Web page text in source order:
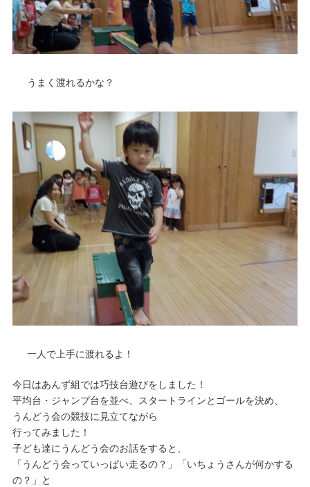
うまく渡れるかな？
一人で上手に渡れるよ！
今日はあんず組では巧技台遊びをしました！
平均台・ジャンプ台を並べ、スタートラインとゴールを決め、
うんどう会の競技に見立てながら
行ってみました！
子ども達にうんどう会のお話をすると、
「うんどう会っていっぱい走るの？」「いちょうさんが何かする
の？」と